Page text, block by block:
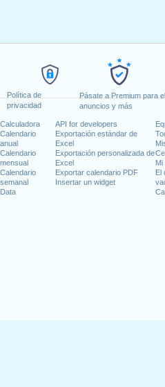
Política de
privacidad
Pásate a Premium para
anuncios y más
Calculadora
Calendario
anual
Calendario
mensual
Calendario
semanal
Data
API for developers
Exportación estándar de
Excel
Exportación personalizada de
Excel
Exportar calendario PDF
Insertar un widget
Mi
El
2024
: miércoles, junio 19, 2024
2024
2024
2024
28, 2024
25, 2024